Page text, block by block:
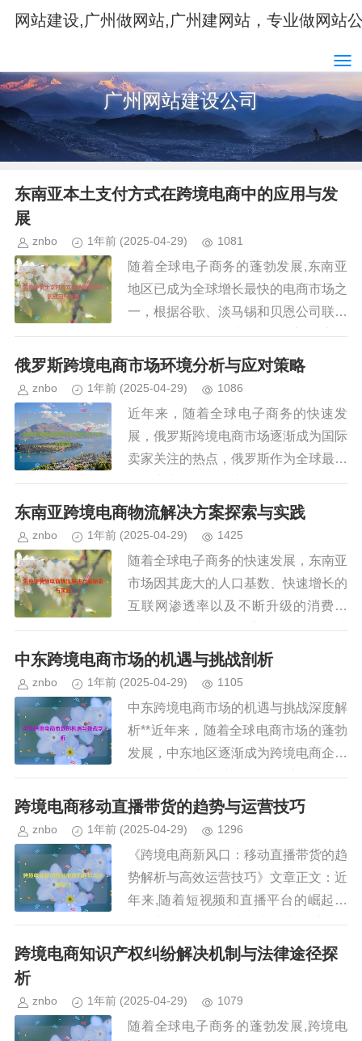
网站建设,广州做网站,广州建网站，专业做网站
广州网站建设公司
东南亚本土支付方式在跨境电商中的应用与发
展
znbo 1年前 (2025-04-29) 1081
随着全球电子商务的蓬勃发展,东南亚
地区已成为全球增长最快的电商市场之
一，根据谷歌、淡马锡和贝恩公司联合
发布的《2023年东南亚数字经济报
告》，东南亚的电商市场规模预计将在
俄罗斯跨境电商市场环境分析与应对策略
znbo 1年前 (2025-04-29) 1086
近年来，随着全球电子商务的快速发
展，俄罗斯跨境电商市场逐渐成为国际
卖家关注的热点，俄罗斯作为全球最大
的国家之一，拥有庞大的消费群体和日
益增长的互联网渗透率，为跨境电商提
东南亚跨境电商物流解决方案探索与实践
znbo 1年前 (2025-04-29) 1425
随着全球电子商务的快速发展，东南亚
市场因其庞大的人口基数、快速增长的
互联网渗透率以及不断升级的消费需
求，成为跨境电商的重要增长点，物流
作为跨境电商的核心环节之一，在东南
中东跨境电商市场的机遇与挑战剖析
znbo 1年前 (2025-04-29) 1105
中东跨境电商市场的机遇与挑战深度解
析**近年来，随着全球电商市场的蓬勃
发展，中东地区逐渐成为跨境电商企业
竞相争夺的新兴市场，凭借高人均GD
P、年轻化人口结构以及快速增长的互
跨境电商移动直播带货的趋势与运营技巧
znbo 1年前 (2025-04-29) 1296
《跨境电商新风口：移动直播带货的趋
势解析与高效运营技巧》文章正文：近
年来,随着短视频和直播平台的崛起，
直播带货已成为全球电商行业的重要增
长点，特别是在跨境电商领域，移动直
跨境电商知识产权纠纷解决机制与法律途径探
析
znbo 1年前 (2025-04-29) 1079
随着全球电子商务的蓬勃发展,跨境电